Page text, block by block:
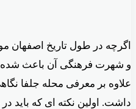
اگرچه در طول تاریخ اصفهان
و شهرت فرهنگی آن باعث شده
علاوه بر معرفی محله جلفا
داشت. اولین نکته ای که باید